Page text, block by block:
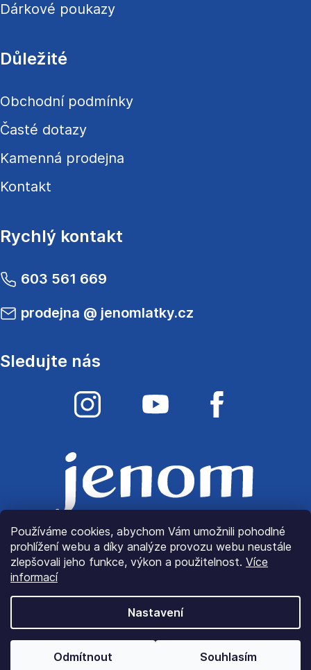
Používáme cookies, abychom Vám umožnili pohodlné
prohlížení webu a díky analýze provozu webu neustále
zlepšovali jeho funkce, výkon a použitelnost. Více
informací
Nastavení
Odmítnout Souhlasím
Dárkové poukazy
Důležité
Obchodní podmínky
Časté dotazy
Kamenná prodejna
Kontakt
Rychlý kontakt
603 561 669
prodejna @ jenomlatky.cz
Sledujte nás
© Copyright 2022 JenomLátky.cz| Všechna práva